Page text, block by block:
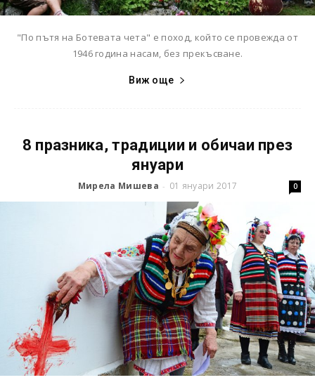
"По пътя на Ботевата чета" е поход, който се провежда от
1946 година насам, без прекъсване.
Виж още
8 празника, традиции и обичаи през
януари
Мирела Мишева - 01 януари 2017 0